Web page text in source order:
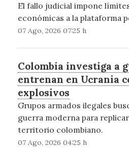
El fallo judicial impone
económicas a la plataforma
07 Ago, 2026 07:25 h
Colombia investiga a
entrenan en Ucrania
explosivos
Grupos armados ilegales
guerra moderna para
territorio colombiano.
07 Ago, 2026 04:25 h